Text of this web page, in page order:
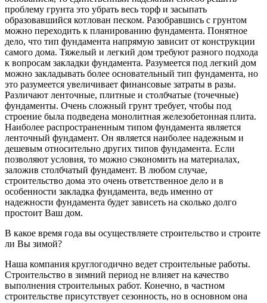
проблему грунта это убрать весь торф и засыпать
образовавшийся котлован песком. Разобравшись с грунтом
можно переходить к планированию фундамента. Понятное
дело, что тип фундамента напрямую зависит от конструкции
самого дома. Тяжелый и легкий дом требуют разного подхода
к вопросам закладки фундамента. Разумеется под легкий дом
можно закладывать более основательный тип фундамента, но
это разумеется увеличивает финансовые затраты в разы.
Различают ленточные, плитные и столбчатые (точечные)
фундаменты. Очень сложный грунт требует, чтобы под
строение была подведена монолитная железобетонная плита.
Наиболее распространенным типом фундамента является
ленточный фундамент. Он является наиболее надежным и
дешевым относительно других типов фундамента. Если
позволяют условия, то можно сэкономить на материалах,
заложив столбчатый фундамент. В любом случае,
строительство дома это очень ответственное дело и в
особенности закладка фундамента, ведь именно от
надежности фундамента будет зависеть на сколько долго
простоит Ваш дом.
В какое время года вы осуществляете строительство и строите
ли Вы зимой?
Наша компания круглогодично ведет строительные работы.
Строительство в зимний период не влияет на качество
выполнения строительных работ. Конечно, в частном
строительстве присутствует сезонность, но в основном она